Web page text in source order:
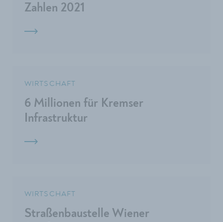
Zahlen 2021
WIRTSCHAFT
6 Millionen für Kremser
Infrastruktur
WIRTSCHAFT
Straßenbaustelle Wiener